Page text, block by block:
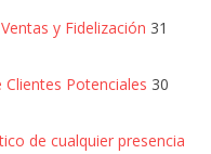
y Fidelización 31
Potenciales 30
de cualquier presencia